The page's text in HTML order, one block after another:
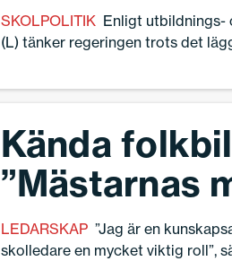
SKOLPOLITIK Enligt utbildnings-
(L) tänker regeringen trots det
Kända
”Mästarnas
LEDARSKAP ”Jag är en
skolledare en mycket viktig roll”,